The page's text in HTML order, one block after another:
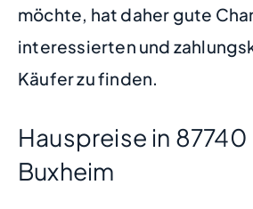
möchte, hat daher gute
interessierten und
Käufer zu finden.
Hauspreise in 87740
Buxheim